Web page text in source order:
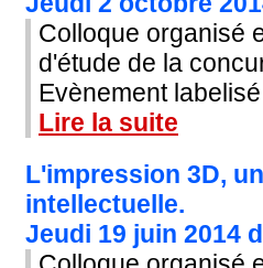
Colloque organisé
d'étude de la
Evènement
Lire la suite
L'impression 3D,
intellectuelle.
Jeudi 19 juin 2014